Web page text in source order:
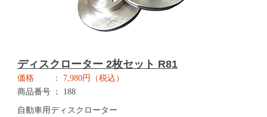
ディスクローター 2枚セット R81
価格
7,980円（税込）
商品番号
188
自動車用ディスクローター